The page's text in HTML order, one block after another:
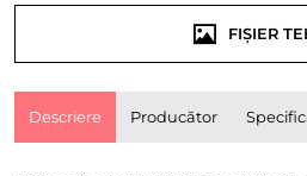
FIȘIER
Descriere Producător